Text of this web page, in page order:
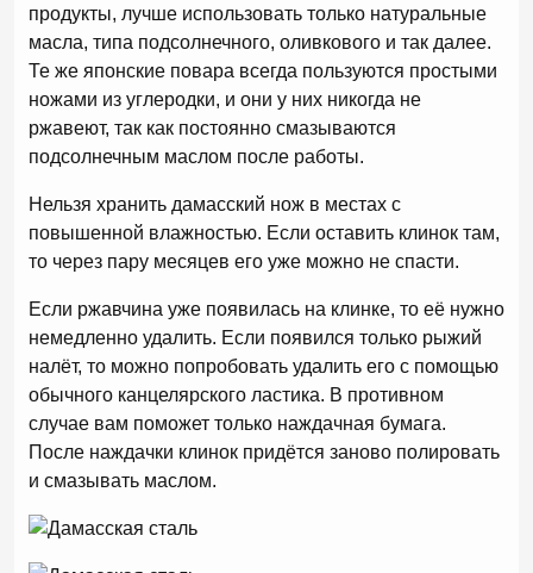
продукты, лучше использовать только натуральные
масла, типа подсолнечного, оливкового и так далее.
Те же японские повара всегда пользуются простыми
ножами из углеродки, и они у них никогда не
ржавеют, так как постоянно смазываются
подсолнечным маслом после работы.
Нельзя хранить дамасский нож в местах с
повышенной влажностью. Если оставить клинок там,
то через пару месяцев его уже можно не спасти.
Если ржавчина уже появилась на клинке, то её нужно
немедленно удалить. Если появился только рыжий
налёт, то можно попробовать удалить его с помощью
обычного канцелярского ластика. В противном
случае вам поможет только наждачная бумага.
После наждачки клинок придётся заново полировать
и смазывать маслом.